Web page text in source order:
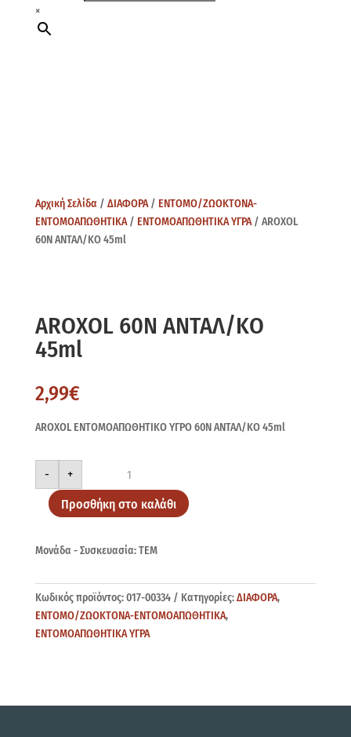
×
Αρχική Σελίδα / ΔΙΑΦΟΡΑ/ ΕΝΤΟΜΟ/ΖΩΟΚΤΟΝΑ-
ΕΝΤΟΜΟΑΠΩΘΗΤΙΚΑ/ ΕΝΤΟΜΟΑΠΩΘΗΤΙΚΑ ΥΓΡΑ/ AROXOL
60Ν ΑΝΤΑΛ/ΚΟ 45ml
AROXOL 60Ν ΑΝΤΑΛ/ΚΟ
45ml
2,99€
AROXOL ΕΝΤΟΜΟΑΠΩΘΗΤΙΚΟ ΥΓΡΟ 60Ν ΑΝΤΑΛ/ΚΟ 45ml
-
AROXOL
ΑΝΤΑΛ/
ΚΟ
45ml
ποσότητα
+
Προσθήκη στο καλάθι
Μονάδα - Συσκευασία: ΤΕΜ
Κωδικός προϊόντος:017-00334 Κατηγορίες:ΔΙΑΦΟΡΑ,
ΕΝΤΟΜΟ/ΖΩΟΚΤΟΝΑ-ΕΝΤΟΜΟΑΠΩΘΗΤΙΚΑ,
ΕΝΤΟΜΟΑΠΩΘΗΤΙΚΑ ΥΓΡΑ